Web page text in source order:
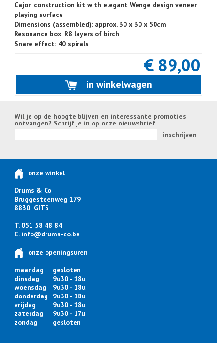
Cajon construction kit with elegant Wenge design veneer
playing surface
Dimensions (assembled): approx. 30 x 30 x 50cm
Resonance box: R8 layers of birch
Snare effect: 40 spirals
€ 89,00
in winkelwagen
Wil je op de hoogte blijven en interessante promoties
ontvangen? Schrijf je in op onze nieuwsbrief
inschrijven
onze winkel
Drums & Co
Bruggesteenweg 179
8830 GITS
T. 051 58 48 84
E. info@drums-co.be
onze openingsuren
maandag
gesloten
dinsdag
9u30 - 18u
woensdag
9u30 - 18u
donderdag
9u30 - 18u
vrijdag
9u30 - 18u
zaterdag
9u30 - 17u
zondag
gesloten